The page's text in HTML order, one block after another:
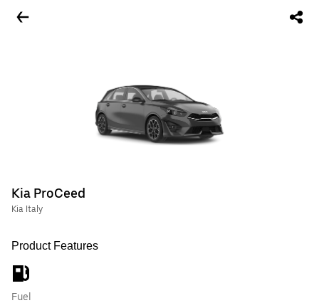
Kia ProCeed
Kia Italy
Product Features
Fuel